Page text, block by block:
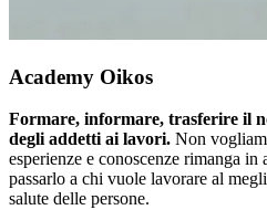
Academy Oikos
Formare, informare, trasferire il
degli addetti ai lavori. Non
esperienze e conoscenze rimanga
passarlo a chi vuole lavorare al
salute delle persone.